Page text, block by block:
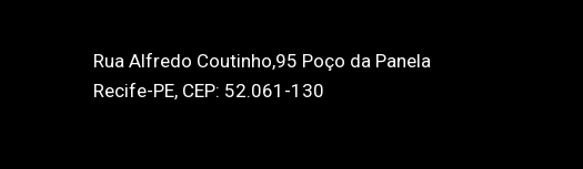
Rua Alfredo Coutinho,95 Poço da Panela
Recife-PE, CEP: 52.061-130